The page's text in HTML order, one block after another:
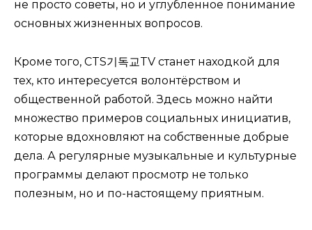
не просто советы, но и углубленное понимание
основных жизненных вопросов.
Кроме того, CTS기독교TV станет находкой для
тех, кто интересуется волонтёрством и
общественной работой. Здесь можно найти
множество примеров социальных инициатив,
которые вдохновляют на собственные добрые
дела. А регулярные музыкальные и культурные
программы делают просмотр не только
полезным, но и по-настоящему приятным.